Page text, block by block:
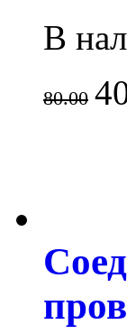
В
80.00